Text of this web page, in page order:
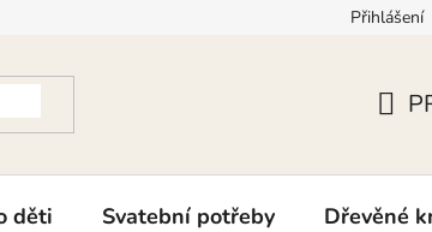
Přihlášení
děti Svatební potřeby Dřevěné